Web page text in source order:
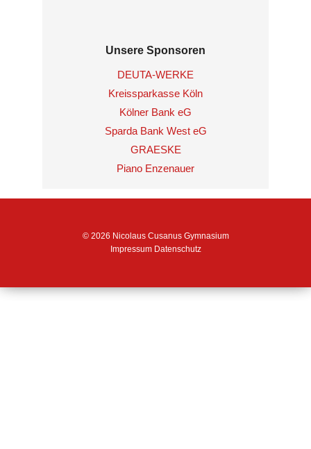
Unsere Sponsoren
DEUTA-WERKE
Kreissparkasse Köln
Kölner Bank eG
Sparda Bank West eG
GRAESKE
Piano Enzenauer
© 2026 Nicolaus Cusanus Gymnasium
Impressum Datenschutz